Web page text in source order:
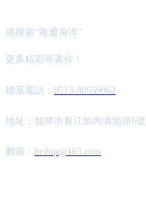
或搜索“海通海洋”
更多精彩等著你！
聯系電話： 0513-80559062
地址：如皋市長江鎮內港池路6號
郵箱： htship@163.com